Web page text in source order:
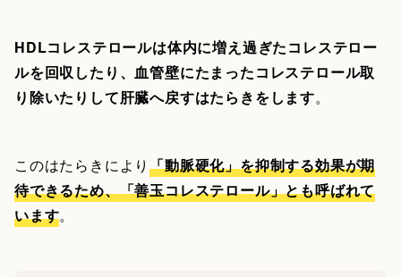
HDLコレステロールは体内に増え過ぎたコレステロー
ルを回収したり、血管壁にたまったコレステロール取
り除いたりして肝臓へ戻すはたらきをします。
このはたらきにより「動脈硬化」を抑制する効果が期
待できるため、「善玉コレステロール」とも呼ばれて
います。